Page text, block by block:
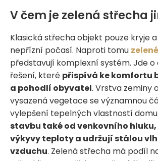
V čem je zelená střecha
Klasická střecha objekt pouze kryje
nepřízní počasí. Naproti tomu
představují komplexní systém. Jde o
řešení, které přispívá ke komfortu
a pohodlí obyvatel. Vrstva zeminy
vysazená vegetace se významnou
vylepšení tepelných vlastností domu.
stavbu také od venkovního
výkyvy teploty a udržují stálou
vzduchu. Zelená střecha má podíl